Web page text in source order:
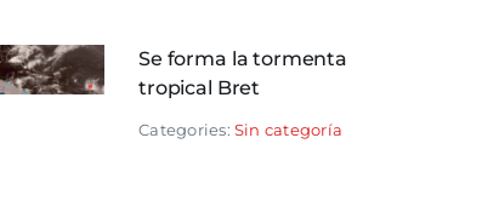
Se forma la tormenta
tropical Bret
Categories: Sin categoría